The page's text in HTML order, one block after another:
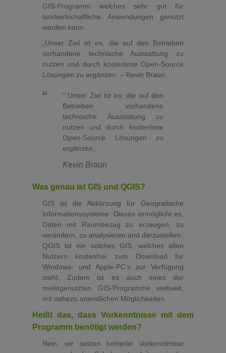
GIS-Programm welches sehr gut für
landwirtschaftliche Anwendungen genutzt
werden kann.
„Unser Ziel ist es, die auf den Betrieben
vorhandene technische Ausstattung zu
nutzen und durch kostenlose Open-Source
Lösungen zu ergänzen. – Kevin Braun
“ Unser Ziel ist es, die auf den
Betrieben vorhandene
technische Ausstattung zu
nutzen und durch kostenlose
Open-Source Lösungen zu
ergänzen.
Kevin Braun
Was genau ist GIS und QGIS?
GIS ist die Abkürzung für Geografische
Informationssysteme. Dieses ermöglicht es,
Daten mit Raumbezug zu erzeugen, zu
verändern, zu analysieren und darzustellen.
QGIS ist ein solches GIS, welches allen
Nutzern kostenfrei zum Download für
Windows- und Apple-PC’s zur Verfügung
steht. Zudem ist es auch eines der
meistgenutzten GIS-Programme weltweit,
mit nahezu unendlichen Möglichkeiten.
Heißt das, dass Vorkenntnisse mit dem
Programm benötigt werden?
Nein, wir setzen keinerlei Vorkenntnisse